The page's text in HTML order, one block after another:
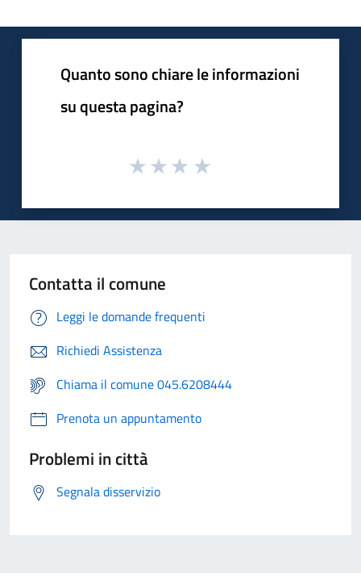
Quanto sono chiare le informazioni
su questa pagina?
Contatta il comune
Leggi le domande frequenti
Richiedi Assistenza
Chiama il comune 045.6208444
Prenota un appuntamento
Problemi in città
Segnala disservizio